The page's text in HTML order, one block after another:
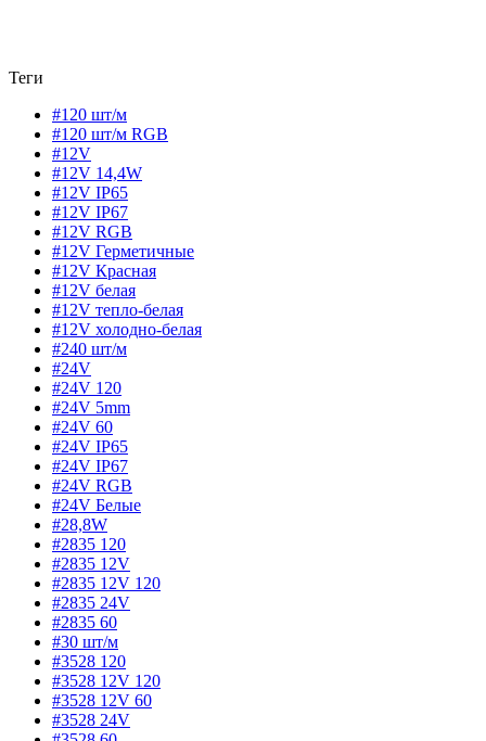
Теги
#120 шт/м
#120 шт/м RGB
#12V
#12V 14,4W
#12V IP65
#12V IP67
#12V RGB
#12V Герметичные
#12V Красная
#12V белая
#12V тепло-белая
#12V холодно-белая
#240 шт/м
#24V
#24V 120
#24V 5mm
#24V 60
#24V IP65
#24V IP67
#24V RGB
#24V Белые
#28,8W
#2835 120
#2835 12V
#2835 12V 120
#2835 24V
#2835 60
#30 шт/м
#3528 120
#3528 12V 120
#3528 12V 60
#3528 24V